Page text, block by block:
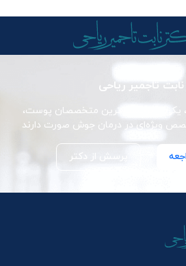
تاجمیر ریاحی
یکی از برجسته‌ترین متخصصان پوست،
ویژه‌ای در درمان جوش صورت دارند
پرسش از دکتر